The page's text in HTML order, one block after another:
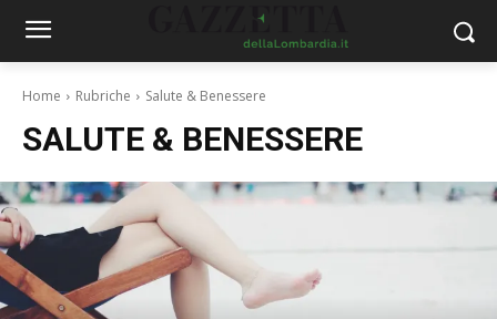
Home Rubriche Salute & Benessere
SALUTE & BENESSERE